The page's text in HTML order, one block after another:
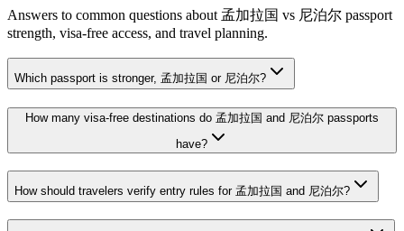
Answers to common questions about 孟加拉国 vs 尼泊尔 passport
strength, visa-free access, and travel planning.
Which passport is stronger, 孟加拉国 or 尼泊尔?
How many visa-free destinations do 孟加拉国 and 尼泊尔 passports
have?
How should travelers verify entry rules for 孟加拉国 and 尼泊尔?